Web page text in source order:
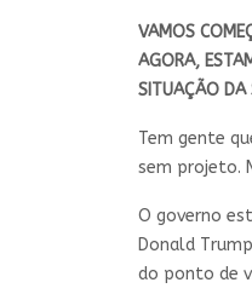
VAMOS
AGORA,
SITUAÇÃO DA
Tem gente
sem projeto.
O governo
Donald
do ponto de